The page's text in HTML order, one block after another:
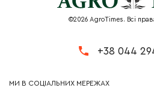
©2026 AgroTimes. Всі
+38 044